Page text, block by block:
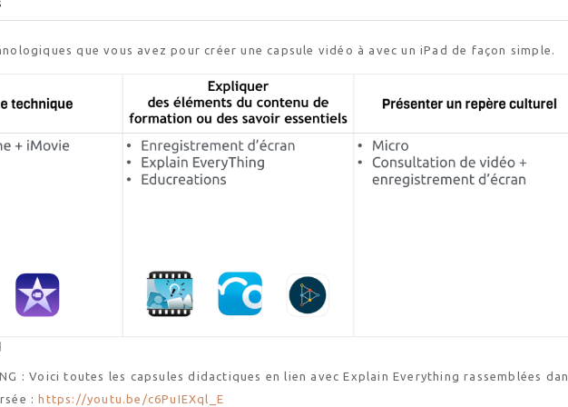
que vous avez pour créer une capsule vidéo à avec un iPad de façon simple.
: Voici toutes les capsules didactiques en lien avec Explain Everything rassemblées
: https://youtu.be/c6PuIEXql_E